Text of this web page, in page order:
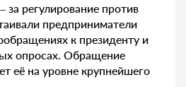
регулирование против
предприниматели
к президенту и
опросах. Обращение
её на уровне крупнейшего